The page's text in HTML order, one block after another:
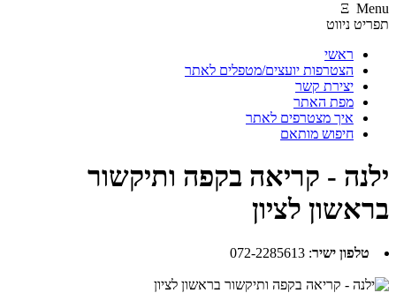
Ξ Menu
תפריט ניווט
ראשי
הצטרפות יועצים/מטפלים לאתר
יצירת קשר
מפת האתר
איך מצטרפים לאתר
חיפוש מותאם
ילנה - קריאה בקפה ותיקשור
בראשון לציון
טלפון ישיר:
072-2285613